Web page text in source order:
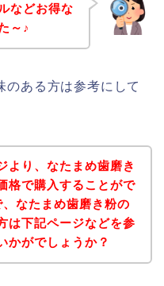
などお得な
～♪
のある方は参考にして
より、なたまめ歯磨き
格で購入することがで
なたまめ歯磨き粉の
は下記ページなどを参
かがでしょうか？